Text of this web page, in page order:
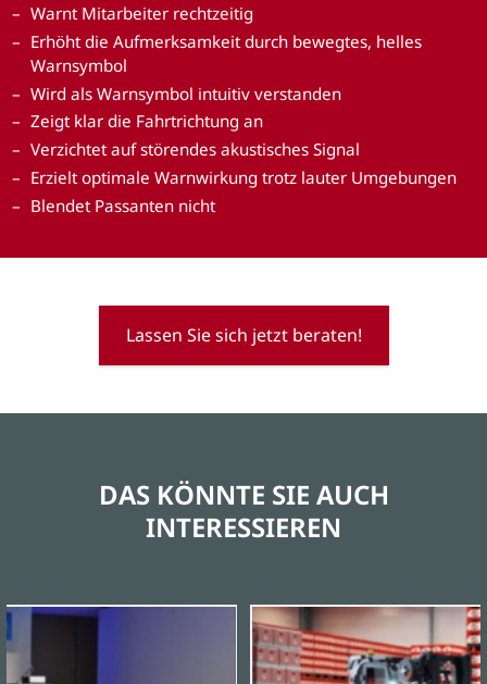
Warnt Mitarbeiter rechtzeitig
Erhöht die Aufmerksamkeit durch bewegtes, helles
Warnsymbol
Wird als Warnsymbol intuitiv verstanden
Zeigt klar die Fahrtrichtung an
Verzichtet auf störendes akustisches Signal
Erzielt optimale Warnwirkung trotz lauter Umgebungen
Blendet Passanten nicht
Lassen Sie sich jetzt beraten!
DAS KÖNNTE SIE AUCH
INTERESSIEREN